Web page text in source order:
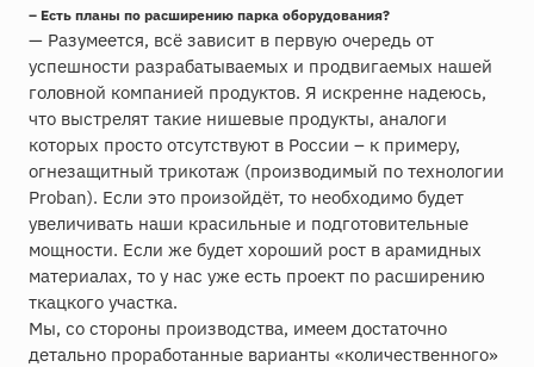
– Есть планы по расширению парка оборудования?
— Разумеется, всё зависит в первую очередь от
успешности разрабатываемых и продвигаемых нашей
головной компанией продуктов. Я искренне надеюсь,
что выстрелят такие нишевые продукты, аналоги
которых просто отсутствуют в России – к примеру,
огнезащитный трикотаж (производимый по технологии
Proban). Если это произойдёт, то необходимо будет
увеличивать наши красильные и подготовительные
мощности. Если же будет хороший рост в арамидных
материалах, то у нас уже есть проект по расширению
ткацкого участка.
Мы, со стороны производства, имеем достаточно
детально проработанные варианты «количественного»